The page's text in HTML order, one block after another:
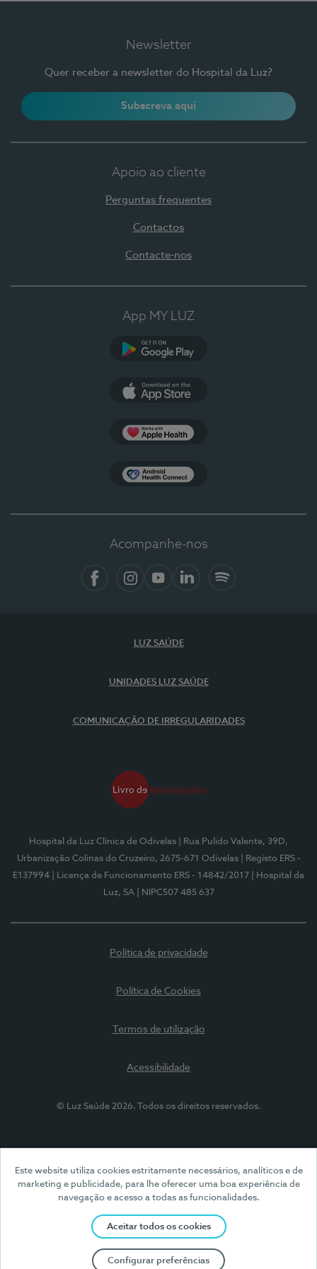
Este website utiliza cookies estritamente necessários, analíticos e de
marketing e publicidade, para lhe oferecer uma boa experiência de
navegação e acesso a todas as funcionalidades.
Aceitar todos os cookies
Configurar preferências
Newsletter
Quer receber a newsletter do Hospital da Luz?
Subscreva aqui
Apoio ao cliente
Perguntas frequentes
Contactos
Contacte-nos
App MY LUZ
Acompanhe-nos
LUZ SAÚDE
UNIDADES LUZ SAÚDE
COMUNICAÇÃO DE IRREGULARIDADES
Hospital da Luz Clínica de Odivelas
| Rua Pulido Valente, 39D,
Urbanização Colinas do Cruzeiro, 2675-671 Odivelas
| Registo ERS -
E137994
| Licença de Funcionamento ERS - 14842/2017
| Hospital da
Luz, SA
| NIPC507 485 637
Política de privacidade
Política de Cookies
Termos de utilização
Acessibilidade
© Luz Saúde 2026. Todos os direitos reservados.